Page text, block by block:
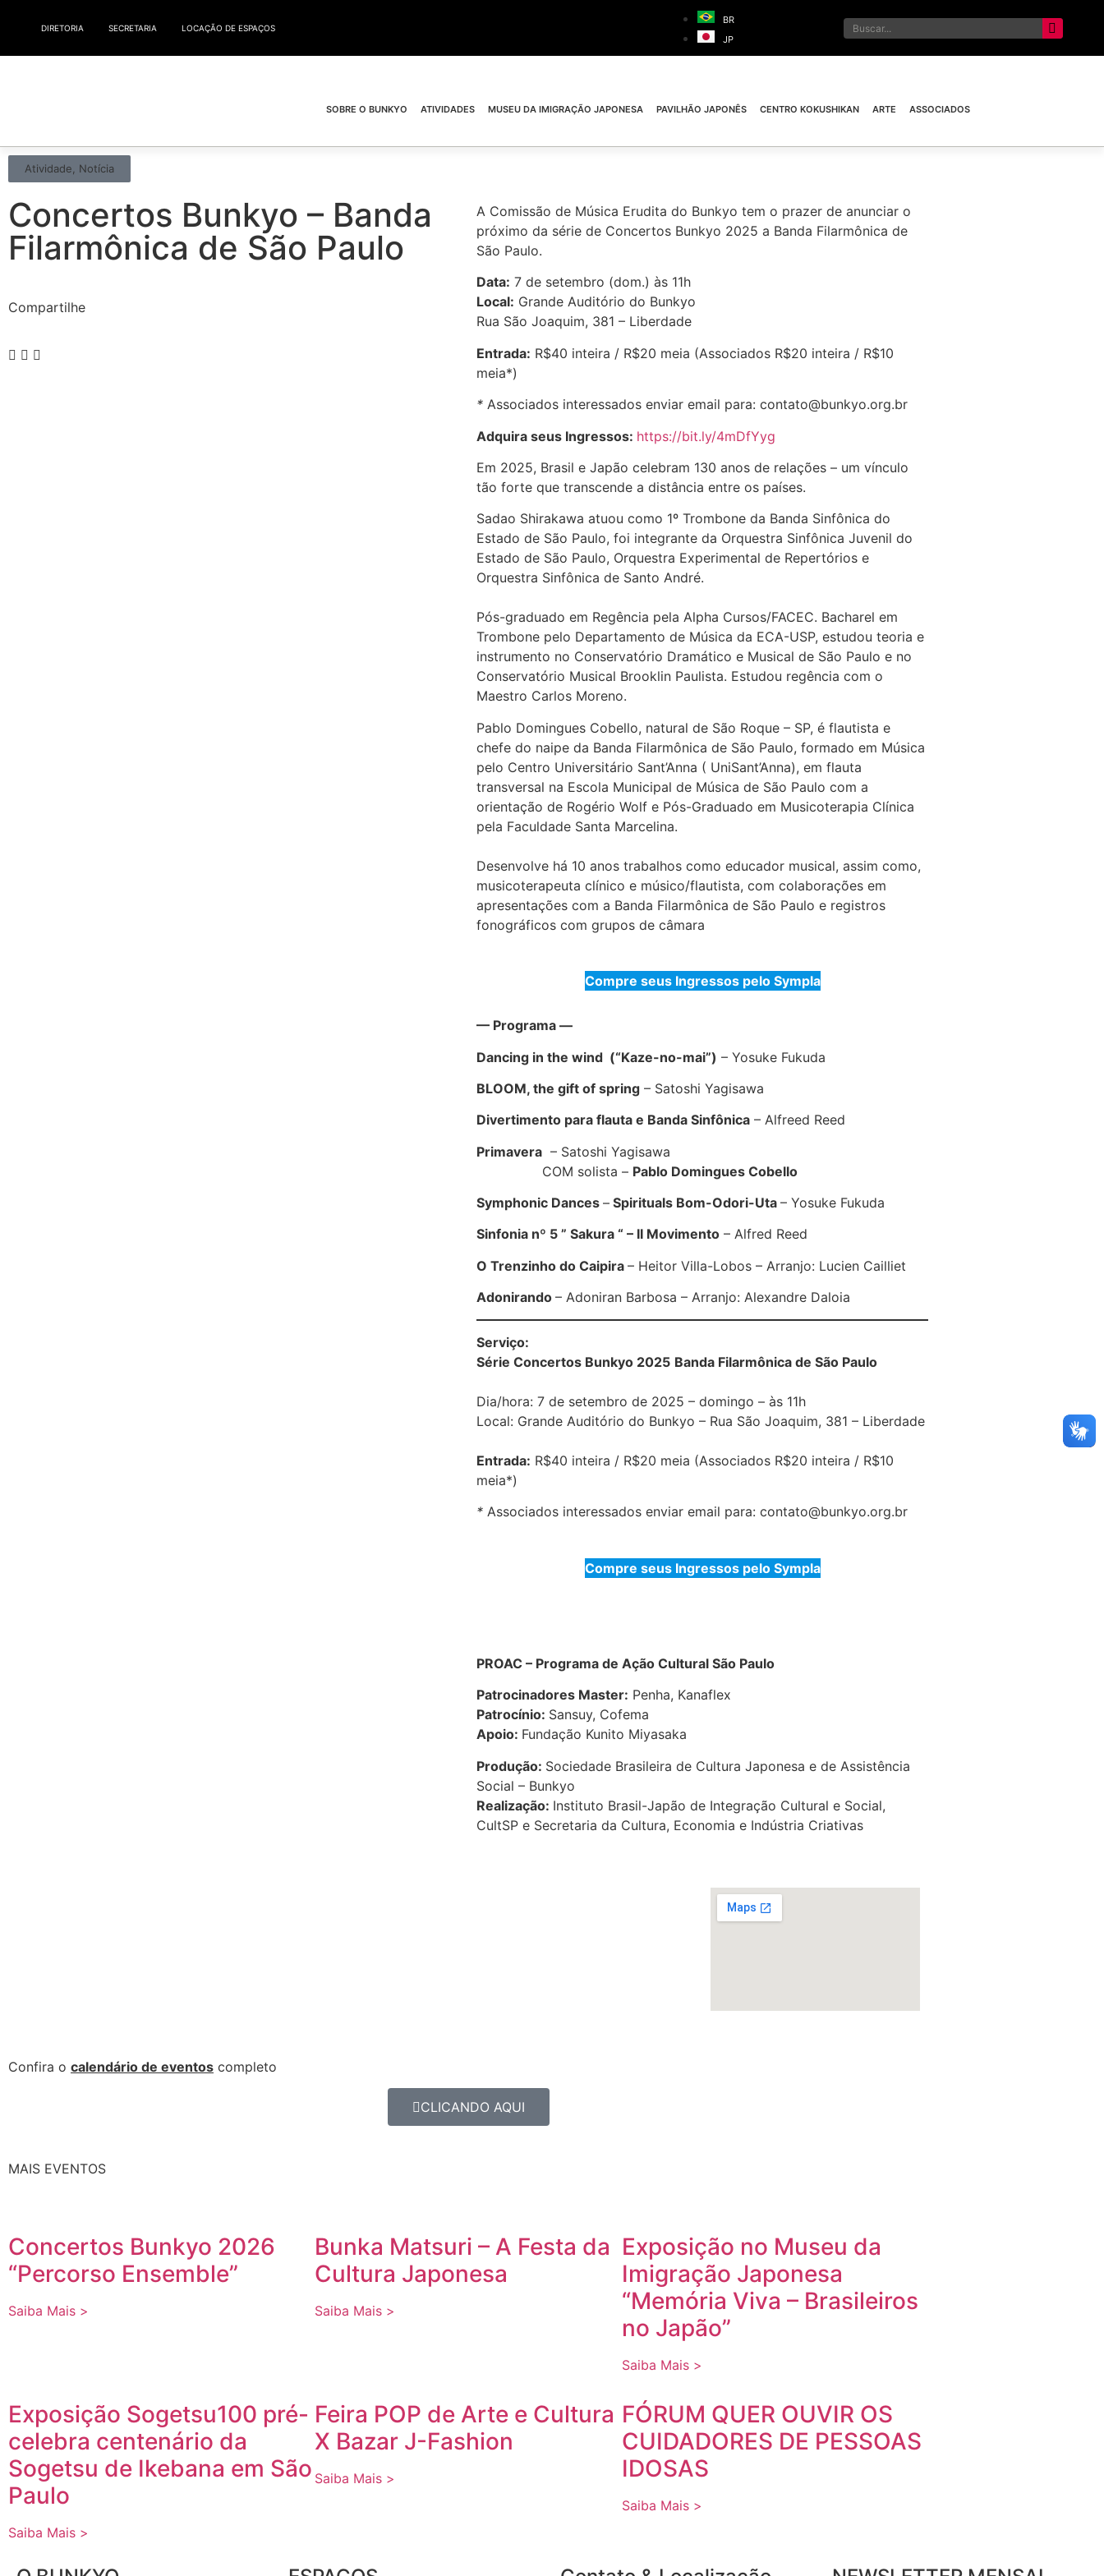
DIRETORIA SECRETARIA LOCAÇÃO DE ESPAÇOS
BR
JP
SOBRE O BUNKYO ATIVIDADES MUSEU DA IMIGRAÇÃO JAPONESA PAVILHÃO JAPONÊS CENTRO KOKUSHIKAN ARTE ASSOCIADOS
Atividade Notícia
Concertos Bunkyo – Banda
Filarmônica de São Paulo
Compartilhe
A Comissão de Música Erudita do Bunkyo tem o prazer de anunciar o
próximo da série de Concertos Bunkyo 2025 a Banda Filarmônica de
São Paulo.
Data: 7 de setembro (dom.) às 11h
Local: Grande Auditório do Bunkyo
Rua São Joaquim, 381 – Liberdade
Entrada: R$40 inteira / R$20 meia (Associados R$20 inteira / R$10
meia*)
* Associados interessados enviar email para: contato@bunkyo.org.br
Adquira seus Ingressos: https://bit.ly/4mDfYyg
Em 2025, Brasil e Japão celebram 130 anos de relações – um vínculo
tão forte que transcende a distância entre os países.
Sadao Shirakawa atuou como 1º Trombone da Banda Sinfônica do
Estado de São Paulo, foi integrante da Orquestra Sinfônica Juvenil do
Estado de São Paulo, Orquestra Experimental de Repertórios e
Orquestra Sinfônica de Santo André.
Pós-graduado em Regência pela Alpha Cursos/FACEC. Bacharel em
Trombone pelo Departamento de Música da ECA-USP, estudou teoria e
instrumento no Conservatório Dramático e Musical de São Paulo e no
Conservatório Musical Brooklin Paulista. Estudou regência com o
Maestro Carlos Moreno.
Pablo Domingues Cobello, natural de São Roque – SP, é flautista e
chefe do naipe da Banda Filarmônica de São Paulo, formado em Música
pelo Centro Universitário Sant’Anna ( UniSant’Anna), em flauta
transversal na Escola Municipal de Música de São Paulo com a
orientação de Rogério Wolf e Pós-Graduado em Musicoterapia Clínica
pela Faculdade Santa Marcelina.
Desenvolve há 10 anos trabalhos como educador musical, assim como,
musicoterapeuta clínico e músico/flautista, com colaborações em
apresentações com a Banda Filarmônica de São Paulo e registros
fonográficos com grupos de câmara
Compre seus Ingressos pelo Sympla
— Programa —
Dancing in the wind (“Kaze-no-mai”) – Yosuke Fukuda
BLOOM, the gift of spring – Satoshi Yagisawa
Divertimento para flauta e Banda Sinfônica – Alfreed Reed
Primavera – Satoshi Yagisawa
COM solista – Pablo Domingues Cobello
Symphonic Dances – Spirituals Bom-Odori-Uta – Yosuke Fukuda
Sinfonia nº 5 ” Sakura “ – II Movimento – Alfred Reed
O Trenzinho do Caipira – Heitor Villa-Lobos – Arranjo: Lucien Cailliet
Adonirando – Adoniran Barbosa – Arranjo: Alexandre Daloia
Serviço:
Série Concertos Bunkyo 2025 Banda Filarmônica de São Paulo
Dia/hora: 7 de setembro de 2025 – domingo – às 11h
Local: Grande Auditório do Bunkyo – Rua São Joaquim, 381 – Liberdade
Entrada: R$40 inteira / R$20 meia (Associados R$20 inteira / R$10
meia*)
* Associados interessados enviar email para: contato@bunkyo.org.br
Compre seus Ingressos pelo Sympla
PROAC – Programa de Ação Cultural São Paulo
Patrocinadores Master: Penha, Kanaflex
Patrocínio: Sansuy, Cofema
Apoio: Fundação Kunito Miyasaka
Produção: Sociedade Brasileira de Cultura Japonesa e de Assistência
Social – Bunkyo
Realização: Instituto Brasil-Japão de Integração Cultural e Social,
CultSP e Secretaria da Cultura, Economia e Indústria Criativas
Confira o calendário de eventos completo
CLICANDO AQUI
MAIS EVENTOS
Concertos Bunkyo 2026
“Percorso Ensemble”
Saiba Mais >
Bunka Matsuri – A Festa da
Cultura Japonesa
Saiba Mais >
Exposição no Museu da
Imigração Japonesa
“Memória Viva – Brasileiros
no Japão”
Saiba Mais >
Exposição Sogetsu100 pré-
celebra centenário da
Sogetsu de Ikebana em São
Paulo
Saiba Mais >
Feira POP de Arte e Cultura
X Bazar J-Fashion
Saiba Mais >
FÓRUM QUER OUVIR OS
CUIDADORES DE PESSOAS
IDOSAS
Saiba Mais >